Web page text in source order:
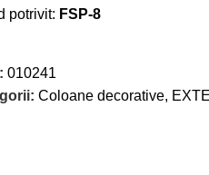
potrivit: FSP-8
010241
Coloane decorative,